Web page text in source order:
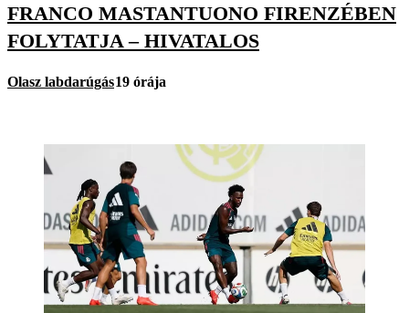
FRANCO MASTANTUONO FIRENZÉBEN
FOLYTATJA – HIVATALOS
Olasz labdarúgás19 órája